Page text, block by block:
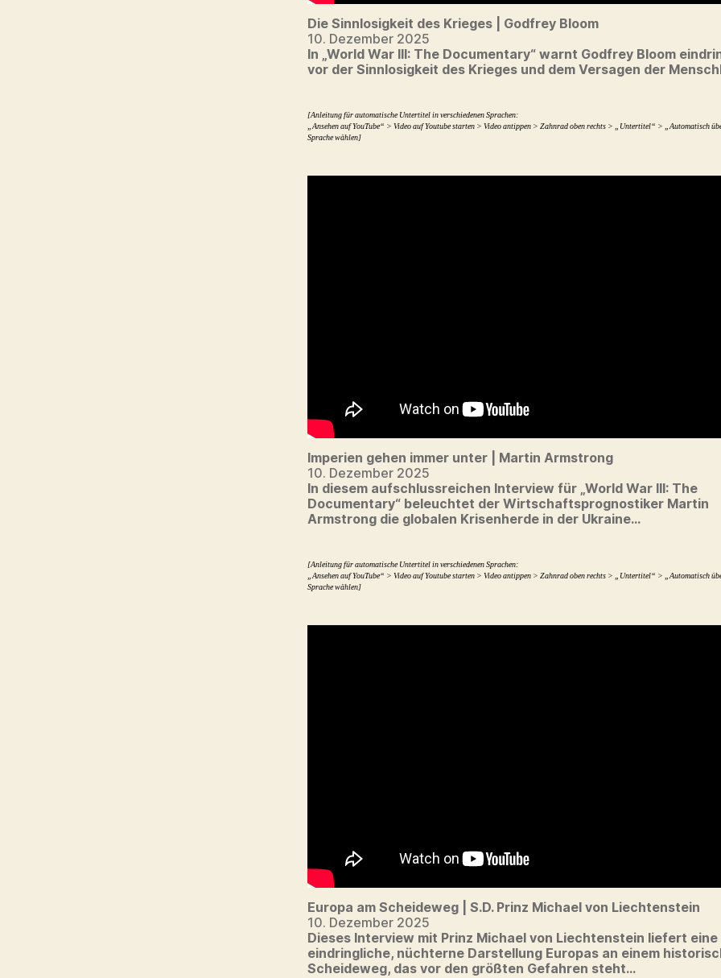
Die Sinnlosigkeit des Krieges | Godfrey Bloom
10. Dezember 2025
In „World War III: The Documentary“ warnt Godfrey Bloom
vor der Sinnlosigkeit des Krieges und dem Versagen der
[Anleitung für automatische Untertitel in verschiedenen Sprachen:
„Ansehen auf YouTube“ > Video auf Youtube starten > Video antippen > Zahnrad oben rechts > „Untertitel“ > „Automatisch
Sprache wählen]
Imperien gehen immer unter | Martin Armstrong
10. Dezember 2025
In diesem aufschlussreichen Interview für „World War III: The
Documentary“ beleuchtet der Wirtschaftsprognostiker Martin
Armstrong die globalen Krisenherde in der Ukraine…
[Anleitung für automatische Untertitel in verschiedenen Sprachen:
„Ansehen auf YouTube“ > Video auf Youtube starten > Video antippen > Zahnrad oben rechts > „Untertitel“ > „Automatisch
Sprache wählen]
Europa am Scheideweg | S.D. Prinz Michael von Liechtenstein
10. Dezember 2025
Dieses Interview mit Prinz Michael von Liechtenstein liefert eine
eindringliche, nüchterne Darstellung Europas an einem
Scheideweg, das vor den größten Gefahren steht…